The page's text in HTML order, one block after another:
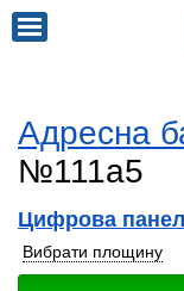
Адресна
№111a5
Цифрова
Вибрати площину